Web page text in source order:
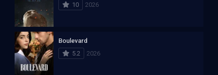
10
2026
Boulevard
5.2
2026